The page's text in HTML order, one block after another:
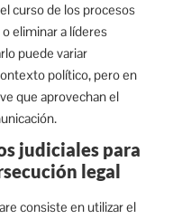
curso de los procesos
eliminar a líderes
puede variar
político, pero en
que aprovechan el
judiciales para
legal
consiste en utilizar el